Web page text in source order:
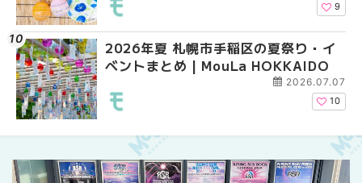
9
2026年夏 札幌市手稲区の夏祭り・イ
ベントまとめ | MouLa HOKKAIDO
2026.07.07
10
2026年夏 恵庭市・千
イベントまとめ |
介！！ | MouLa
2026年夏 札幌市豊平
ベントまとめ |